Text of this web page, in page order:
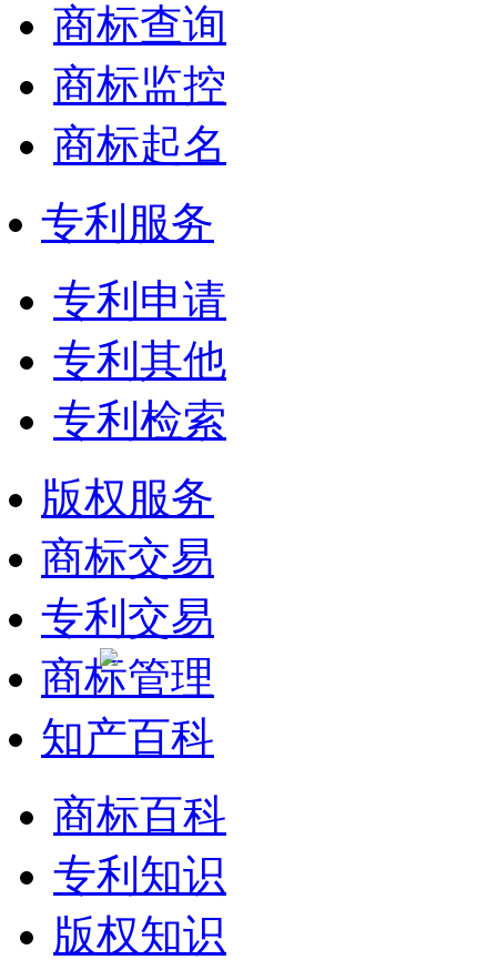
商标查询
商标监控
商标起名
专利服务
专利申请
专利其他
专利检索
版权服务
商标交易
专利交易
商标管理
知产百科
商标百科
专利知识
版权知识